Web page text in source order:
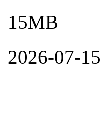
15MB
2026-07-15